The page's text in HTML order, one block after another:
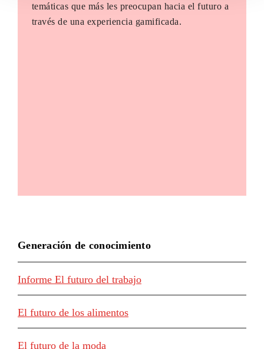
temáticas que más les preocupan hacia el futuro a
través de una experiencia gamificada.
Generación de conocimiento
Informe El futuro del trabajo
El futuro de los alimentos
El futuro de la moda